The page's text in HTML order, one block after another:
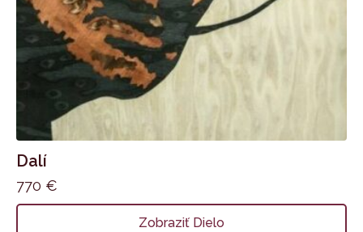
Dalí
770 €
Zobraziť Dielo